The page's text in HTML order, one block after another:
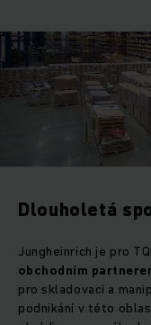
Dlouholetá
Jungheinrich je pro
obchodním
pro skladovací a
podnikání v této